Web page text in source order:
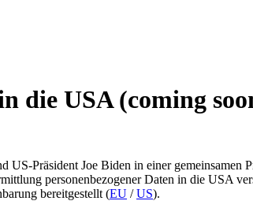
die USA (coming
Präsident Joe Biden in einer gemeinsamen
personenbezogener Daten in die USA
bereitgestellt (EU /US).